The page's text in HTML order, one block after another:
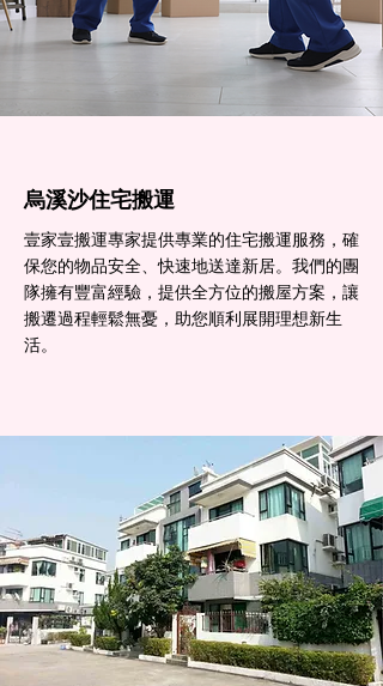
烏溪沙住宅搬運
壹家壹搬運專家提供專業的住宅搬運服務，確
保您的物品安全、快速地送達新居。我們的團
隊擁有豐富經驗，提供全方位的搬屋方案，讓
搬遷過程輕鬆無憂，助您順利展開理想新生
活。